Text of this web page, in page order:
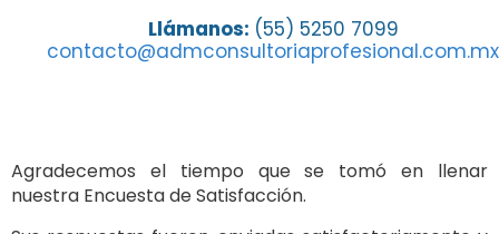
Llámanos: (55) 5250 7099
contacto@admconsultoriaprofesional.com.mx
Gracias por llenar nuestra
Encuesta de Satisfacción
Agradecemos el tiempo que se tomó en llenar
nuestra Encuesta de Satisfacción.